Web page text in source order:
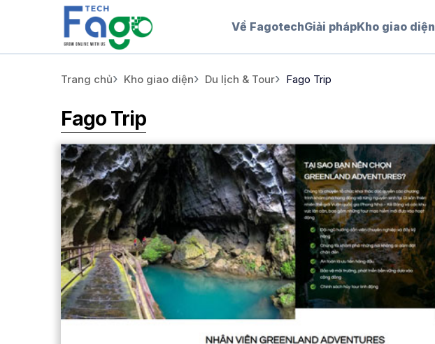
Về FagotechGiải phápKho giao diện
Trang chủ Kho giao diện Du lịch & Tour Fago Trip
Fago Trip